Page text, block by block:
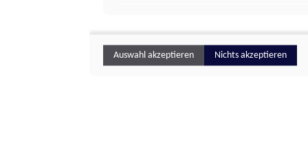
Auswahl akzeptieren Nichts akzeptieren